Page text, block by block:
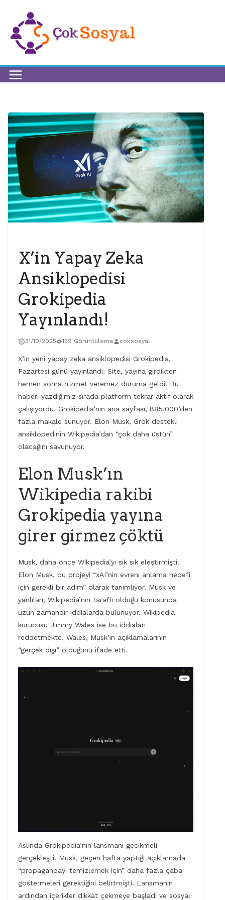
X’in Yapay Zeka
Ansiklopedisi
Grokipedia
Yayınlandı!
31/10/2025 159 Görüntüleme coksosyal
X’in yeni yapay zeka ansiklopedisi Grokipedia,
Pazartesi günü yayınlandı. Site, yayına girdikten
hemen sonra hizmet veremez duruma geldi. Bu
haberi yazdığımız sırada platform tekrar aktif olarak
çalışıyordu. Grokipedia’nın ana sayfası, 885.000’den
fazla makale sunuyor. Elon Musk, Grok destekli
ansiklopedinin Wikipedia’dan “çok daha üstün”
olacağını savunuyor.
Elon Musk’ın
Wikipedia rakibi
Grokipedia yayına
girer girmez çöktü
Musk, daha önce Wikipedia’yı sık sık eleştirmişti.
Elon Musk, bu projeyi “xAI’nin evreni anlama hedefi
için gerekli bir adım” olarak tanımlıyor. Musk ve
yanlıları, Wikipedia’nın taraflı olduğu konusunda
uzun zamandır iddialarda bulunuyor. Wikipedia
kurucusu Jimmy Wales ise bu iddiaları
reddetmekte. Wales, Musk’ın açıklamalarının
“gerçek dışı” olduğunu ifade etti.
Aslında Grokipedia’nın lansmanı gecikmeli
gerçekleşti. Musk, geçen hafta yaptığı açıklamada
“propagandayı temizlemek için” daha fazla çaba
göstermeleri gerektiğini belirtmişti. Lansmanın
ardından içerikler dikkat çekmeye başladı ve sosyal